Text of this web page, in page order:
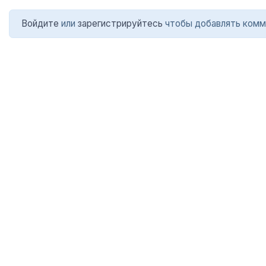
Войдите или зарегистрируйтесь чтобы добавлять